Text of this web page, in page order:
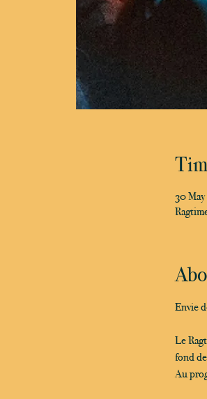
30
Envie
Le
fond
Au